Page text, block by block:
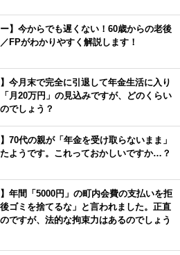
ー】今からでも遅くない！60歳からの老後
FPがわかりやすく解説します！
】今月末で完全に引退して年金生活に入り
月20万円」の見込みですが、どのくらい
でしょう？
70代の親が「年金を受け取らないまま」
ようです。これっておかしいですか…？
】年間「5000円」の町内会費の支払いを拒
ゴミを捨てるな」と言われました。正直
ですが、法的な拘束力はあるのでしょう